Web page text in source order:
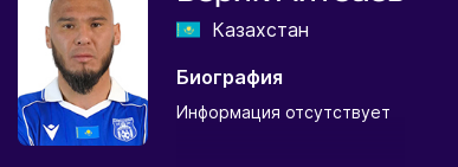
Казахстан
Биография
Информация отсутствует